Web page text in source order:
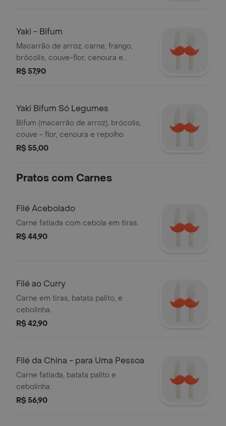
Yaki - Bifum
Macarrão de arroz, carne, frango,
brócolis, couve-flor, cenoura e
repolho. Porção Individual, em média
R$ 57,90
Yaki Bifum Só Legumes
Bifum (macarrão de arroz), brócolis,
couve - flor, cenoura e repolho
R$ 55,00
Pratos com Carnes
Filé Acebolado
Carne fatiada com cebola em tiras.
R$ 44,90
Filé ao Curry
Carne em tiras, batata palito, e
cebolinha.
R$ 42,90
Filé da China - para Uma Pessoa
Carne fatiada, batata palito e
cebolinha.
R$ 56,90